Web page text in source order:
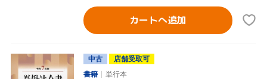
カートへ追加
中古
店舗受取可
書籍
単行本